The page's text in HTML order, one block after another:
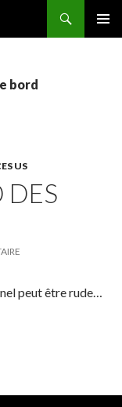
bord
US
DES
peut être rude…